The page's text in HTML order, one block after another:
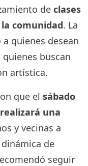
de clases
comunidad. La
quienes desean
buscan
artística.
que el sábado
una
y vecinas a
de
seguir